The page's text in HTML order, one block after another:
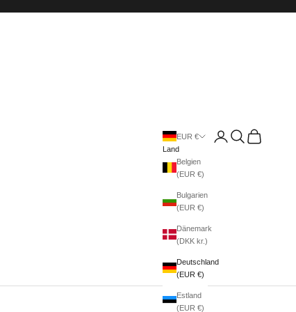
EUR €
Land
Belgien
(EUR €)
Bulgarien
(EUR €)
Dänemark
(DKK kr.)
Deutschland
(EUR €)
Estland
(EUR €)
AnmeldenSuchenWarenkorb